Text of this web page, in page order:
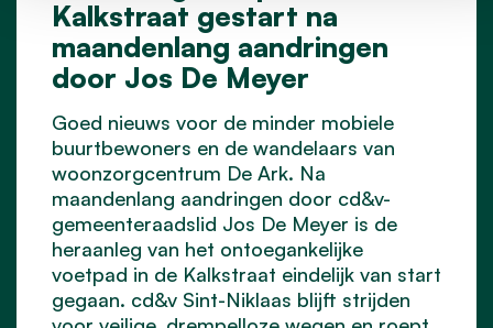
Kalkstraat gestart na
maandenlang aandringen
door Jos De Meyer
Goed nieuws voor de minder mobiele
buurtbewoners en de wandelaars van
woonzorgcentrum De Ark. Na
maandenlang aandringen door cd&v-
gemeenteraadslid Jos De Meyer is de
heraanleg van het ontoegankelijke
voetpad in de Kalkstraat eindelijk van start
gegaan. cd&v Sint-Niklaas blijft strijden